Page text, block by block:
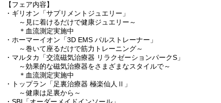
お問い合わせ
【フェア内容】
・ギリオン「サプリメントジュエリー」
～見に着けるだけで健康ジュエリー～
＊血流測定実施中
・ホーマーイオン「3D EMS パルストレーナー」
～巻いて座るだけで筋力トレーニング～
・マルタカ「交流磁気治療器 リラクゼーションパークS」
～効果的な磁気治療器をさまざまなスタイルで～
＊血流測定実施中
・トップラン「足裏治療器 極楽仙人Ⅱ」
～健康は足裏から～